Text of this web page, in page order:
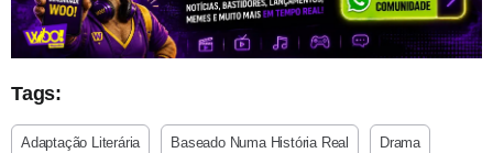
Tags:
Adaptação Literária Baseado Numa História Real Drama